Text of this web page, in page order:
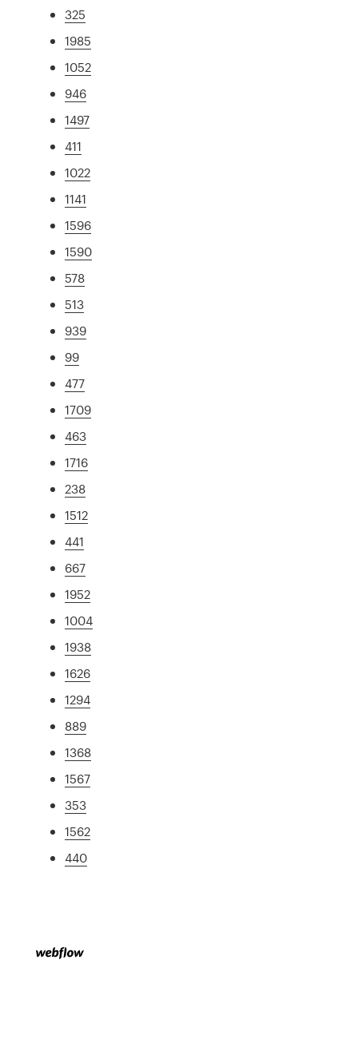
325
1985
1052
946
1497
411
1022
1141
1596
1590
578
513
939
99
477
1709
463
1716
238
1512
441
667
1952
1004
1938
1626
1294
889
1368
1567
353
1562
440